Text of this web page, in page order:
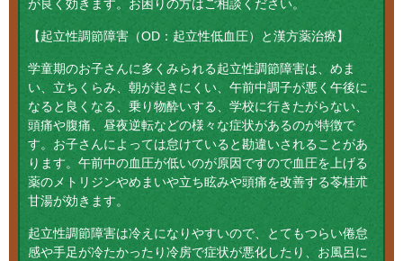
が良く効きます。お困りの方はご相談ください。
【起立性調節障害（OD：起立性低血圧）と漢方薬治療】
学童期のお子さんに多くみられる起立性調節障害は、めま
い、立ちくらみ、朝が起きにくい、午前中調子が悪く午後に
なると良くなる、乗り物酔いする、学校に行きたがらない、
頭痛や腹痛、昼夜逆転などの様々な症状があるのが特徴で
す。お子さんによっては怠けていると勘違いされることがあ
ります。午前中の血圧が低いのが原因ですので血圧を上げる
薬のメトリジンやめまいや立ち眩みや頭痛を改善する苓桂朮
甘湯が効きます。
起立性調節障害は冷えになりやすいので、とてもつらい倦怠
感や手足が冷たかったり冷房で症状が悪化したり、お風呂に